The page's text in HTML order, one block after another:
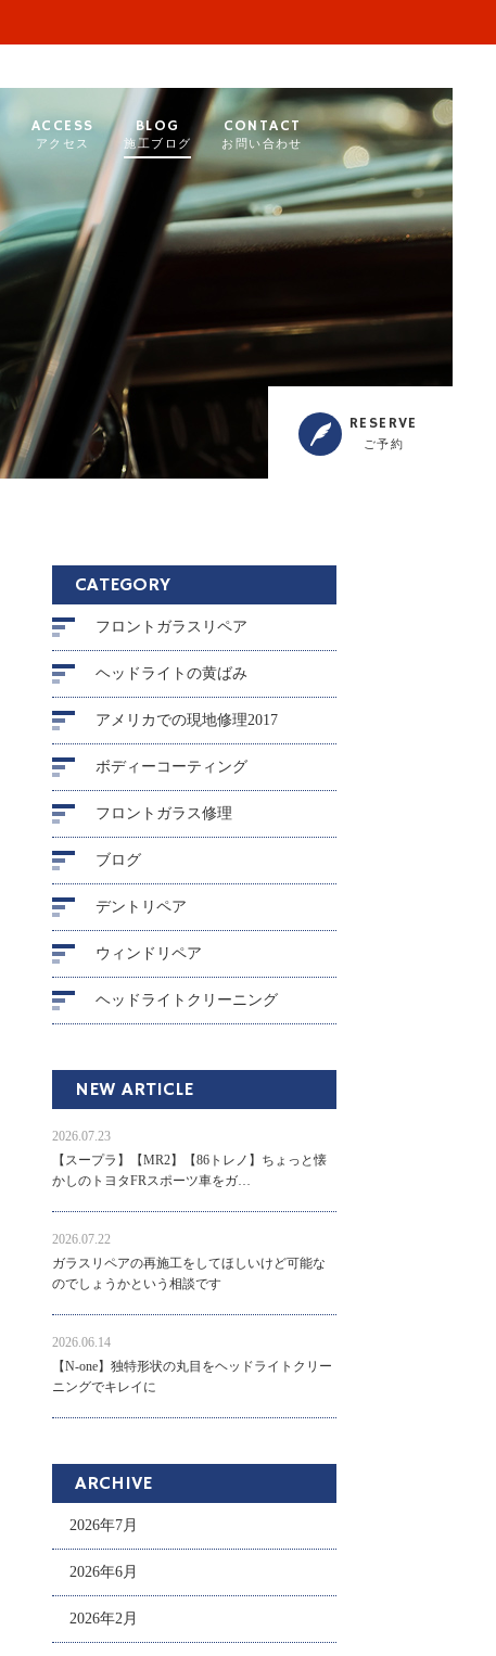
ACCESS
アクセス
BLOG
施工ブログ
CONTACT
お問い合わせ
RESERVE
ご予約
CATEGORY
フロントガラスリペア
ヘッドライトの黄ばみ
アメリカでの現地修理2017
ボディーコーティング
フロントガラス修理
ブログ
デントリペア
ウィンドリペア
ヘッドライトクリーニング
NEW ARTICLE
2026.07.23
【スープラ】【MR2】【86トレノ】ちょっと懐
かしのトヨタFRスポーツ車をガ…
2026.07.22
ガラスリペアの再施工をしてほしいけど可能な
のでしょうかという相談です
2026.06.14
【N-one】独特形状の丸目をヘッドライトクリー
ニングでキレイに
ARCHIVE
2026年7月
2026年6月
2026年2月